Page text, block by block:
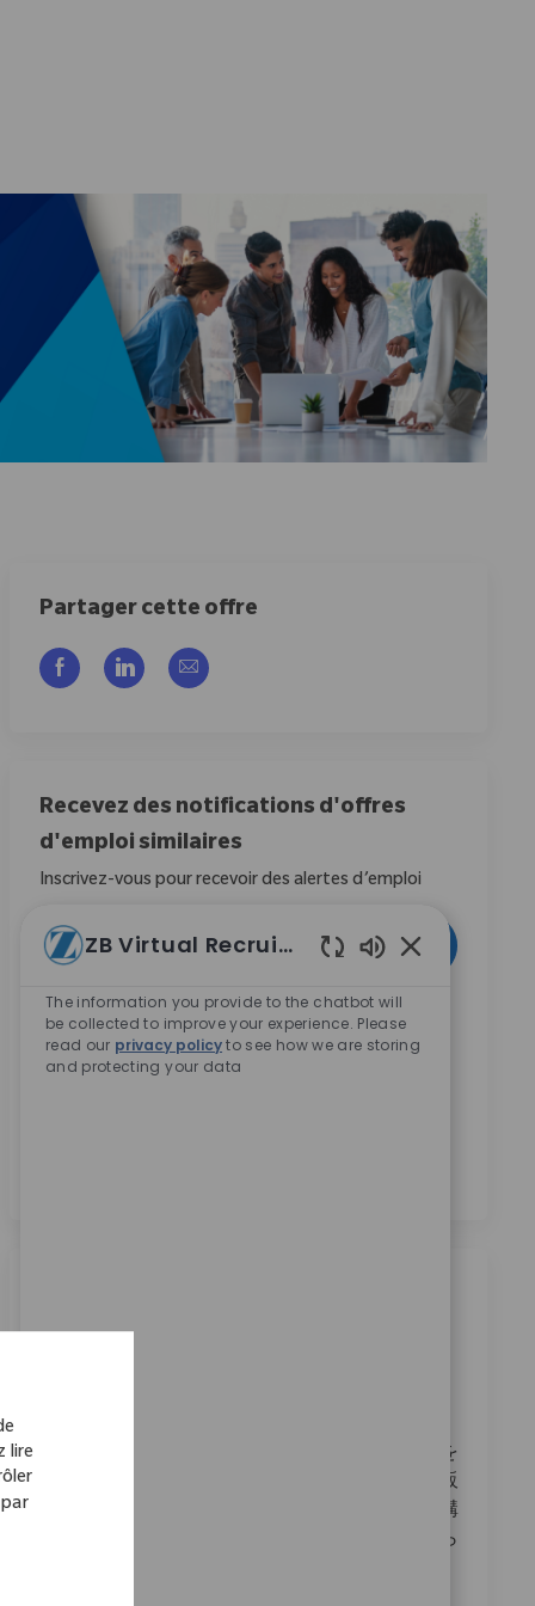
lire
Partager cette offre
Partager via Facebook
Partager via LinkedIn
Partager par e-mail
Recevez des notifications d'offres
d'emploi similaires
Inscrivez-vous pour recevoir des alertes d’emploi
Entrez l’adresse e-mail (obligatoire)
En cochant cette case, j’accepte de recevoir des
communications concernant les opportunités de
carrière chez Zimmer Biomet.
Activer
私たちは、フィールドセールストラウマの役割を
果たす情熱的な方を探しています。医療機器の販
売において、ドクターやナースとの信頼関係を構
築し、患者様のために全力を尽くすことが求めら
ZB Virtual Recruiter
The information you provide to the chatbot will
be collected to improve your experience. Please
read our privacy policyto see how we are storing
and protecting your data